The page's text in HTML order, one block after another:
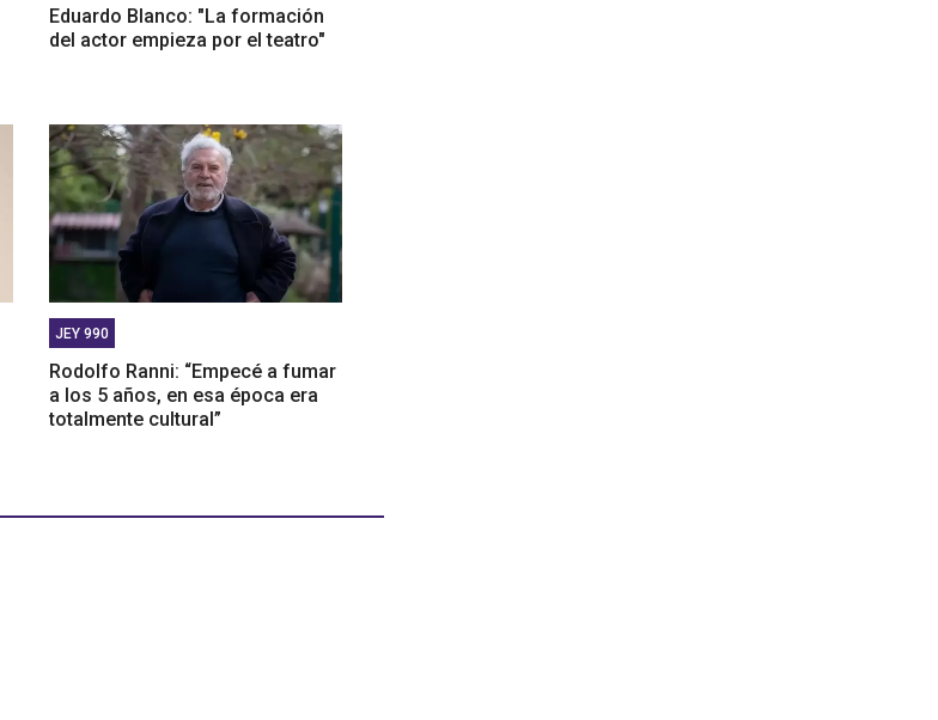
Eduardo Blanco: "La formación
del actor empieza por el teatro"
JEY 990
Rodolfo Ranni: “Empecé a fumar
a los 5 años, en esa época era
totalmente cultural”